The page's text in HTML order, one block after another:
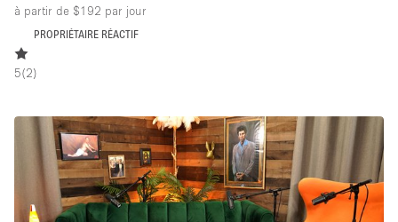
à partir de $192 par jour
PROPRIÉTAIRE RÉACTIF
5(2)